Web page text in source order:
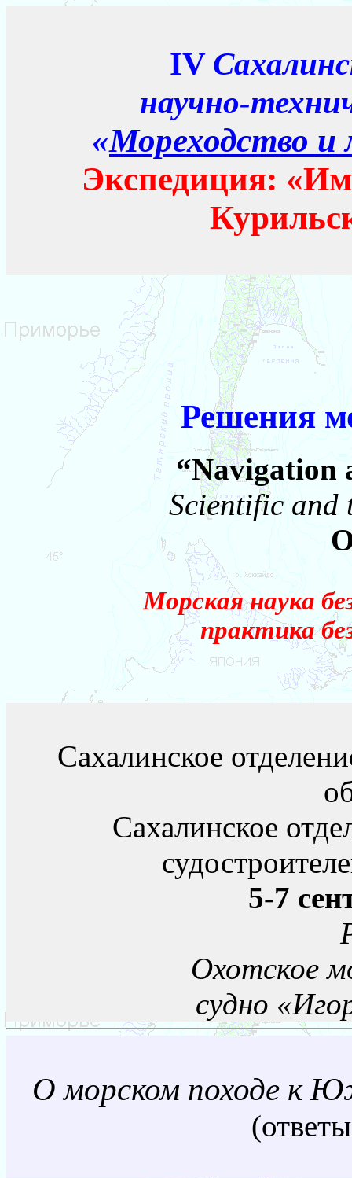
IV
научно-
«Мореходство и
Экспедиция:
Решения
“Navigation
Scientific and
Морская наука
практика
Сахалинское
Сахалинское
5-7
Охотское
судно
О морском походе к